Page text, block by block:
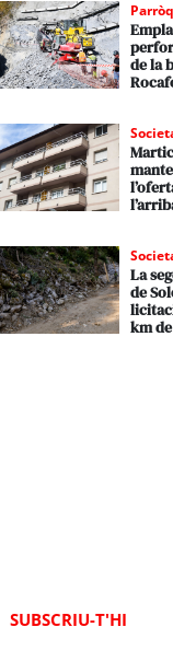
de la
La
de
km
SUBSCRIU-T'HI